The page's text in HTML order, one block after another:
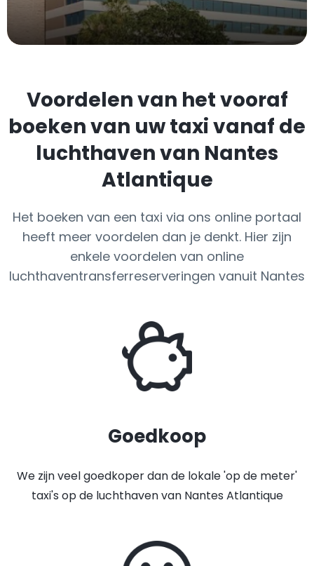
Voordelen van het vooraf
boeken van uw taxi vanaf de
luchthaven van Nantes
Atlantique
Het boeken van een taxi via ons online portaal
heeft meer voordelen dan je denkt. Hier zijn
enkele voordelen van online
luchthaventransferreserveringen vanuit Nantes
Goedkoop
We zijn veel goedkoper dan de lokale 'op de meter'
taxi's op de luchthaven van Nantes Atlantique